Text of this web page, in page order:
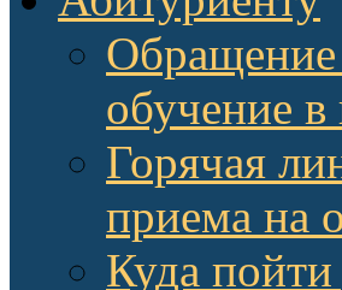
Обращение
обучение
Горячая
приема на
Куда пойти